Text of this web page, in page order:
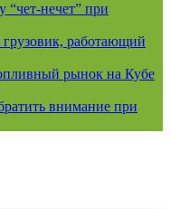
“чет-нечет” при
работающий
рынок на Кубе
внимание при